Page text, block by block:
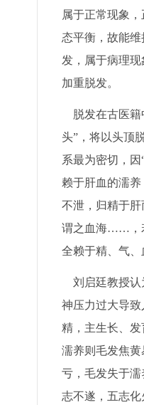
属于正常现象
态平衡，故能
发，属于病理
加重脱发。
脱发在古医籍
头”，将以头顶
系最为密切，
赖于肝血的濡养
不泄，归精于
谓之血海……，
全赖于精、气、
刘启廷教授认
神压力过大导
精，主生长、
濡养则毛发焦
亏，毛发失于
志不遂，五志